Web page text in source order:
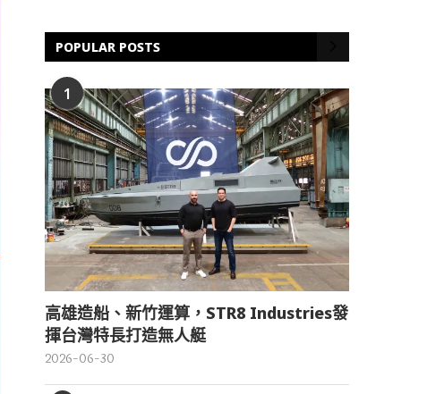
POPULAR POSTS
1
高雄造船、新竹運算，STR8 Industries發
揮台灣特長打造無人艇
2026-06-30